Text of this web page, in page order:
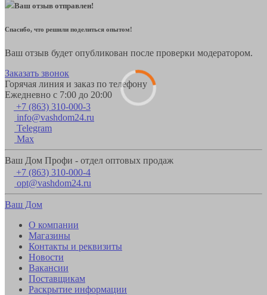
Ваш отзыв отправлен!
Спасибо, что решили поделиться опытом!
Ваш отзыв будет опубликован после проверки модератором.
Заказать звонок
Горячая линия и заказ по телефону
Ежедневно с 7:00 до 20:00
+7 (863) 310-000-3
info@vashdom24.ru
Telegram
Max
Ваш Дом Профи - отдел оптовых продаж
+7 (863) 310-000-4
opt@vashdom24.ru
Ваш Дом
О компании
Магазины
Контакты и реквизиты
Новости
Вакансии
Поставщикам
Раскрытие информации